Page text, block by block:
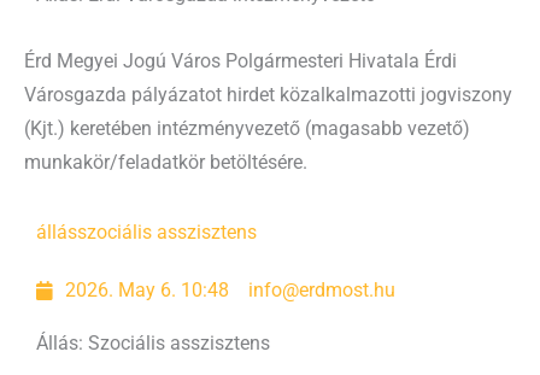
Érd Megyei Jogú Város Polgármesteri Hivatala Érdi
Városgazda pályázatot hirdet közalkalmazotti jogviszony
(Kjt.) keretében intézményvezető (magasabb vezető)
munkakör/feladatkör betöltésére.
állásszociális asszisztens
2026. May 6. 10:48 info@erdmost.hu
Állás: Szociális asszisztens